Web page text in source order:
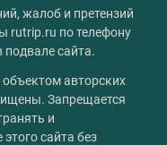
жалоб и претензий
rutrip.ru по телефону
подвале сайта.
авторских
Запрещается
и
сайта без